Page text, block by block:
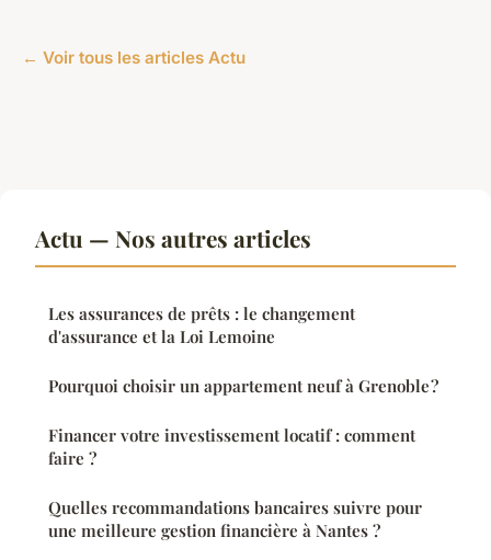
← Voir tous les articles Actu
Actu — Nos autres articles
Les assurances de prêts : le changement
d'assurance et la Loi Lemoine
Pourquoi choisir un appartement neuf à Grenoble ?
Financer votre investissement locatif : comment
faire ?
Quelles recommandations bancaires suivre pour
une meilleure gestion financière à Nantes ?